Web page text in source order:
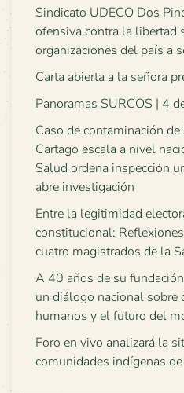
Sindicato UDECO Dos
ofensiva contra la libertad
organizaciones del país a
Carta abierta a la señora
Panoramas SURCOS | 4
Caso de contaminación
Cartago escala a nivel
Salud ordena inspección
abre investigación
Entre la legitimidad
constitucional:
cuatro magistrados de la
A 40 años de su
un diálogo nacional sobre
humanos y el futuro del
Foro en vivo analizará la
comunidades indígenas